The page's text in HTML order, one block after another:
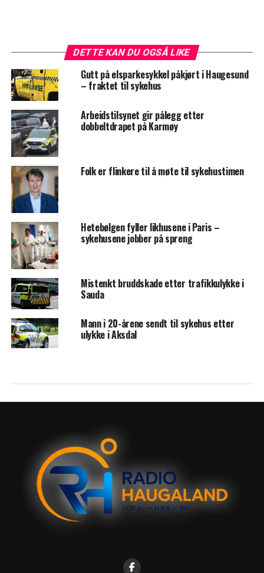
DETTE KAN DU OGSÅ LIKE
Gutt på elsparkesykkel påkjørt i Haugesund
– fraktet til sykehus
Arbeidstilsynet gir pålegg etter
dobbeltdrapet på Karmøy
Folk er flinkere til å møte til sykehustimen
Hetebølgen fyller likhusene i Paris –
sykehusene jobber på spreng
Mistenkt bruddskade etter trafikkulykke i
Sauda
Mann i 20-årene sendt til sykehus etter
ulykke i Aksdal